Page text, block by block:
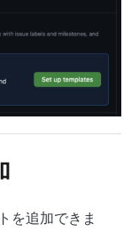
を追加できま